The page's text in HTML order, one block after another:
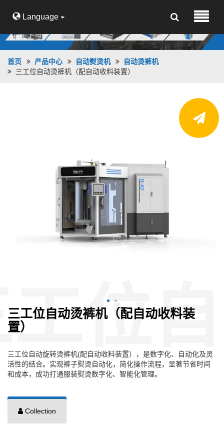
Language
首页 产品中心 自动熨烫机
自动烫裤机
三工位自动烫裤机（配自动收料装置）
三工位自动烫裤机（配自动收料装
置）
三工位自动旋转烫裤机(配自动收料装置），是数字化、自动化及灵
活性的结合。实现裤子熨烫自动化，简化操作流程，显著节省时间
和成本，成功打通服装熨烫数字化、智能化管理。
Collection